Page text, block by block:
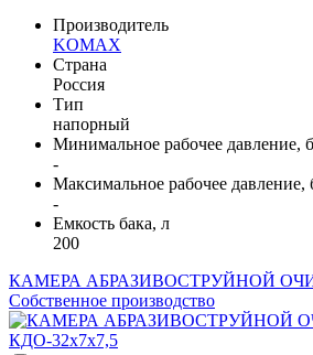
Производитель
KOMAX
Страна
Россия
Тип
напорный
Минимальное рабочее давление,
-
Максимальное рабочее давление,
-
Емкость бака, л
200
КАМЕРА АБРАЗИВОСТРУЙНОЙ
Собственное производство